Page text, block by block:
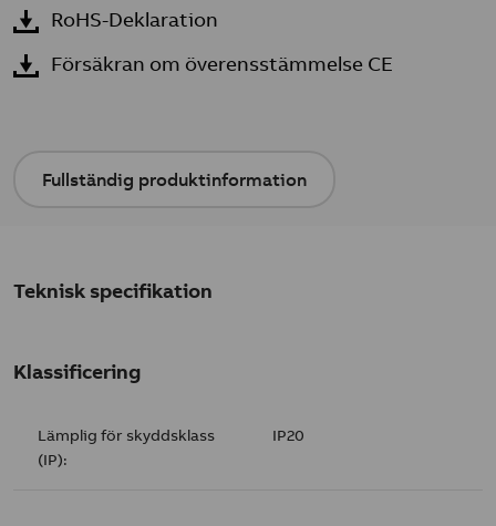
RoHS-Deklaration
Försäkran om överensstämmelse CE
Fullständig produktinformation
Teknisk specifikation
Klassificering
Lämplig för skyddsklass
(IP):
IP20